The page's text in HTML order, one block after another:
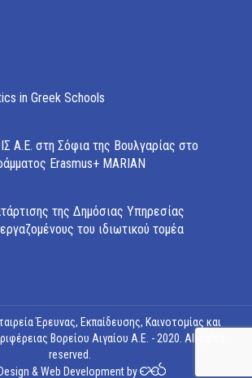
in Greek Schools
Α.Ε. στη Σόφια της Βουλγαρίας στο
Erasmus+ MARIAN
της Δημόσιας Υπηρεσίας
του ιδιωτικού τομέα
Έρευνας, Εκπαίδευσης, Καινοτομίας και
Βορείου Αιγαίου Α.Ε. - 2020. All rights
reserved.
& Web Developmentby